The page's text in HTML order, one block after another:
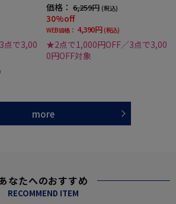
点で3,00
汗速乾ワイシャツ春夏
価格： 6,259円 (税込)
30%off
WEB価格： 4,390円 (税込)
★2点で1,000円OFF／3点で3,00
0円OFF対象
more
なたへのおすすめ
RECOMMEND ITEM